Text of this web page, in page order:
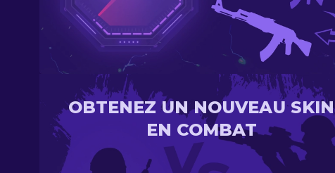
OBTENEZ UN NOUVEAU SKIN
EN COMBAT